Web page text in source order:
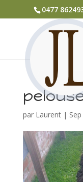
0477
par Laurent|